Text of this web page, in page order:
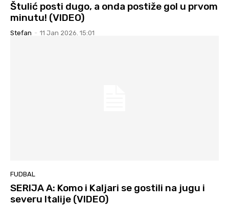
Štulić posti dugo, a onda postiže gol u prvom
minutu! (VIDEO)
Stefan - 11 Jan 2026. 15:01
FUDBAL
SERIJA A: Komo i Kaljari se gostili na jugu i
severu Italije (VIDEO)